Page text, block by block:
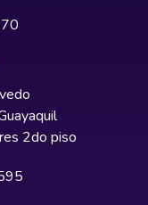
2do piso